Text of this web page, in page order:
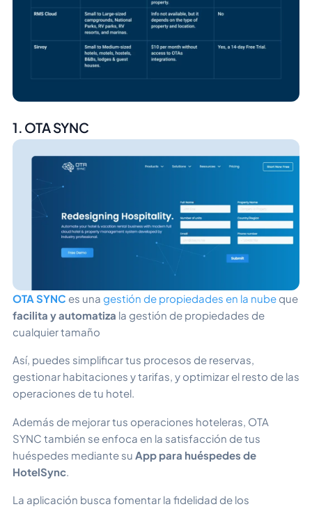
1. OTA SYNC
OTA SYNC es una gestión de propiedades en la nube que
facilita y automatiza la gestión de propiedades de
cualquier tamaño
Así, puedes simplificar tus procesos de reservas,
gestionar habitaciones y tarifas, y optimizar el resto de las
operaciones de tu hotel.
Además de mejorar tus operaciones hoteleras, OTA
SYNC también se enfoca en la satisfacción de tus
huéspedes mediante su App para huéspedes de
HotelSync.
La aplicación busca fomentar la fidelidad de los